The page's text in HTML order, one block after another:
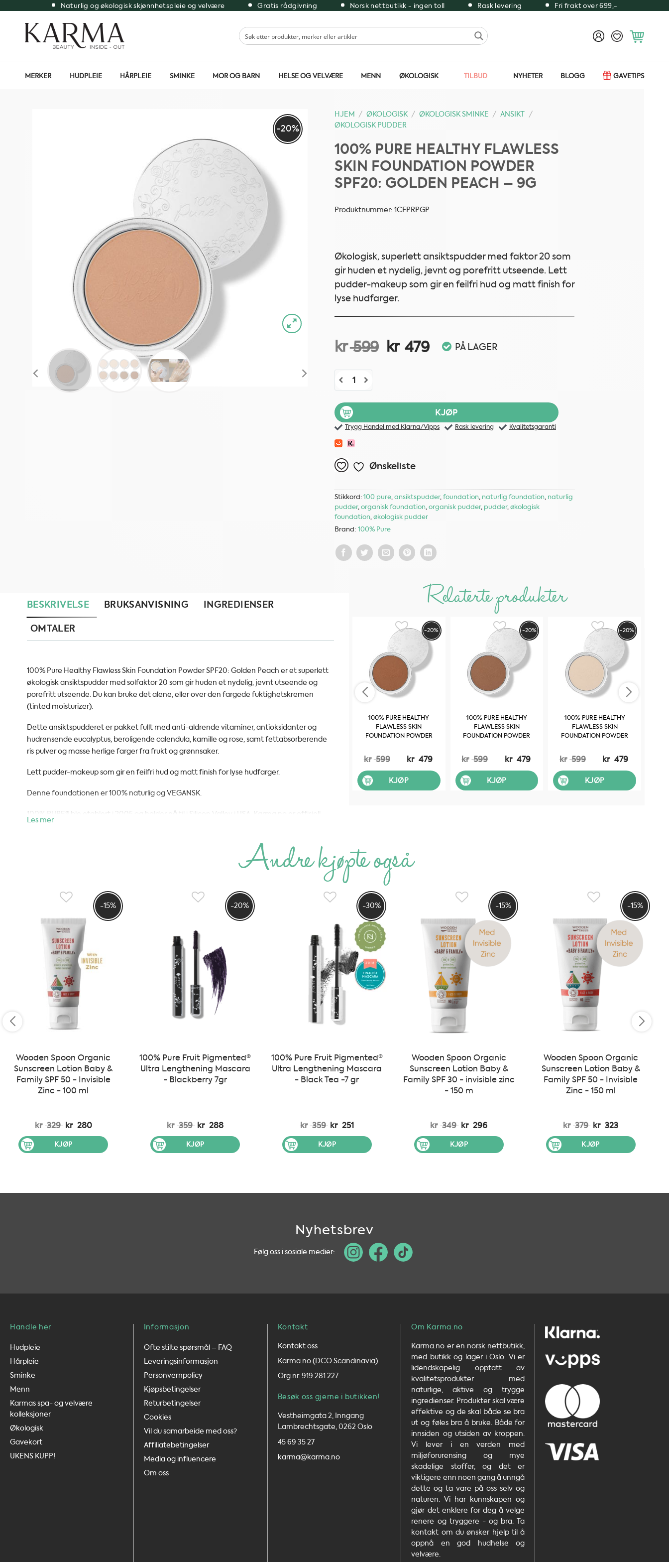
content
Naturlig og økologisk skjønnhetspleie og velvære Gratis rådgivning Norsk nettbutikk - ingen toll Rask levering Fri frakt over 699,-
MERKER HUDPLEIE HÅRPLEIE SMINKE MOR OG BARN HELSE OG VELVÆRE MENN ØKOLOGISK TILBUD NYHETER BLOGG GAVETIPS
-20%
HJEM / ØKOLOGISK / ØKOLOGISK SMINKE / ANSIKT /
ØKOLOGISK PUDDER
100% PURE HEALTHY FLAWLESS
SKIN FOUNDATION POWDER
SPF20: GOLDEN PEACH – 9G
Produktnummer: 1CFPRPGP
Økologisk, superlett ansiktspudder med faktor 20 som
gir huden et nydelig, jevnt og porefritt utseende. Lett
pudder-makeup som gir en feilfri hud og matt finish for
lyse hudfarger.
kr599 Opprinnelig
kr 599.
kr 479Nåværende
kr 479.
PÅ LAGER
100% Pure Healthy Flawless Skin Foundation Powder SPF20: Golden Peach - 9g antall
KJØP
Trygg Handel med Klarna/Vipps Rask levering Kvalitetsgaranti
Ønskeliste
Stikkord:100 pure,ansiktspudder,foundation, naturlig foundation, naturlig
pudder,organisk foundation,organisk pudder, pudder,økologisk
foundation,økologisk pudder
Brand: 100% Pure
BESKRIVELSE BRUKSANVISNING
INGREDIENSER
OMTALER
100% Pure Healthy Flawless Skin Foundation Powder SPF20: Golden Peach er et superlett
økologisk ansiktspudder med solfaktor 20 som gir huden et nydelig, jevnt utseende og
porefritt utseende. Du kan bruke det alene, eller over den fargede fuktighetskremen
(tinted moisturizer).
Dette ansiktspudderet er pakket fullt med anti-aldrende vitaminer, antioksidanter og
hudrensende eucalyptus, beroligende calendula, kamille og rose, samt fettabsorberende
ris pulver og masse herlige farger fra frukt og grønnsaker.
Lett pudder-makeup som gir en feilfri hud og matt finish for lyse hudfarger.
Denne foundationen er 100% naturlig og VEGANSK.
100% PURE® ble etablert i 2005 og holder nå til i Silicon Valley i USA. Karma.no er offisiell
velværeprodukter. 100% PURE® er fullstendig fritt for skadelige ingredienser. 100% PURE®
er sunne og næringsrike skjønnhetsprodukter, som kun inneholder naturlige ingredienser,
Produktene er 100% frie for kunstige farger, kunstige dufter, syntetiske- og kjemiske
konserveringsmidler og andre skadelige stoffer. 100% PURE® er skjønnhetsprodukter- like
rene, som de er virkningsfulle.
Alle produktene fra 100% PURE® er helt naturlige, og en stor andel av produktene til 100%
Pure er veganske. De som ikke er veganske i dag, er i hovedsak de som inneholder naturlig
bivoks og honning. 100% PURE® støtter og samarbeider med en rekke
dyrevernsorganisasjoner, og tester selvsagt ikke på dyr. De har fått utmerkelse fra PETA for
sin holdning og arbeid for dyr og dyrevern.
100% PURE® – the purest there is – 100% PURE® er sunt for deg.
Les mer
Relaterte produkter
-20%
100% PURE HEALTHY
FLAWLESS SKIN
FOUNDATION POWDER
kr 599 kr 479
KJØP
-20%
100% PURE HEALTHY
FLAWLESS SKIN
FOUNDATION POWDER
kr 599 kr 479
KJØP
-20%
100% PURE HEALTHY
FLAWLESS SKIN
FOUNDATION POWDER
kr 599 kr 479
KJØP
Andre kjøpte også
-15%
Wooden Spoon Organic
Sunscreen Lotion Baby &
Family SPF 50 - Invisible
Zinc - 100 ml
kr 329 kr 280
KJØP
-20%
100% Pure Fruit Pigmented®
Ultra Lengthening Mascara
- Blackberry 7gr
kr 359 kr 288
KJØP
-30%
100% Pure Fruit Pigmented®
Ultra Lengthening Mascara
- Black Tea -7 gr
kr 359 kr 251
KJØP
-15%
Wooden Spoon Organic
Sunscreen Lotion Baby &
Family SPF 30 - invisible zinc
- 150 m
kr 349 kr 296
KJØP
-15%
Wooden Spoon Organic
Sunscreen Lotion Baby &
Family SPF 50 - Invisible
Zinc - 150 ml
kr 379 kr 323
KJØP
Nyhetsbrev
Følg oss i sosiale medier:
Handle her
Hudpleie
Hårpleie
Sminke
Menn
Karmas spa- og velvære
kolleksjoner
Økologisk
Gavekort
UKENS KUPP!
Informasjon
Ofte stilte spørsmål – FAQ
Leveringsinformasjon
Personvernpolicy
Kjøpsbetingelser
Returbetingelser
Cookies
Vil du samarbeide med oss?
Affiliatebetingelser
Media og influencere
Om oss
Kontakt
Kontakt oss
Karma.no (DCO Scandinavia)
Org.nr. 919 281 227
Besøk oss gjerne i butikken!
Vestheimgata 2, Inngang
Lambrechtsgate, 0262 Oslo
45 69 35 27
karma@karma.no
Om Karma.no
Karma.no er en norsk nettbutikk,
med butikk og lager i Oslo. Vi er
lidendskapelig opptatt av
kvalitetsprodukter med
naturlige, aktive og trygge
ingredienser. Produkter skal være
effektive og de skal både se bra
ut og føles bra å bruke. Både for
innsiden og utsiden av kroppen.
Vi lever i en verden med
miljøforurensing og mye
skadelige stoffer, og det er
viktigere enn noen gang å unngå
dette og ta vare på oss selv og
naturen. Vi har kunnskapen og
gjør det enklere for deg å velge
renere og tryggere - og bra. Ta
kontakt om du ønsker hjelp til å
oppnå en god hudhelse og
velvære.